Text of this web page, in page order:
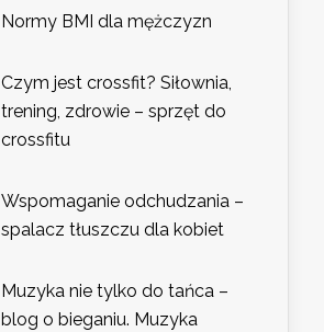
Normy BMI dla mężczyzn
Czym jest crossfit? Siłownia,
trening, zdrowie – sprzęt do
crossfitu
Wspomaganie odchudzania –
spalacz tłuszczu dla kobiet
Muzyka nie tylko do tańca –
blog o bieganiu. Muzyka